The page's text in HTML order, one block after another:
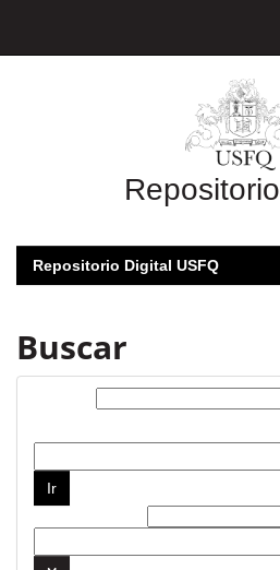
Repositorio
Repositorio Digital USFQ
Buscar